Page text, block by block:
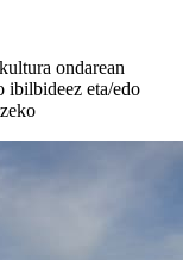
ondarean
ibilbideez eta/edo